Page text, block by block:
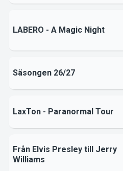
LABERO - A Magic Night
Säsongen 26/27
LaxTon - Paranormal Tour
Från Elvis Presley till Jerry
Williams